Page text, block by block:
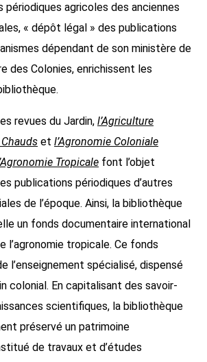
périodiques agricoles des anciennes
« dépôt légal » des publications
dépendant de son ministère de
des Colonies, enrichissent les
revues du Jardin, l’Agriculture
et l’Agronomie Coloniale
Tropicale font l’objet
publications périodiques d’autres
de l’époque. Ainsi, la bibliothèque
un fonds documentaire international
l’agronomie tropicale. Ce fonds
l’enseignement spécialisé, dispensé
colonial. En capitalisant des savoir-
scientifiques, la bibliothèque
préservé un patrimoine
de travaux et d’études